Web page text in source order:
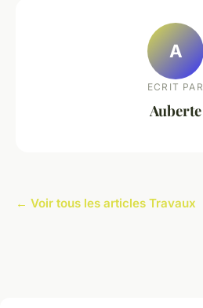
A
ECRIT PAR
Auberte
← Voir tous les articles Travaux